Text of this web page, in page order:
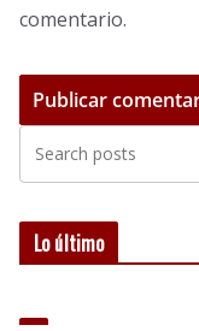
comentario.
Lo último